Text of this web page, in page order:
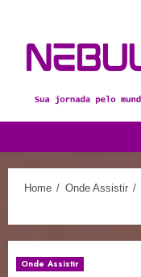
content
Home Onde Assistir
Onde Assistir